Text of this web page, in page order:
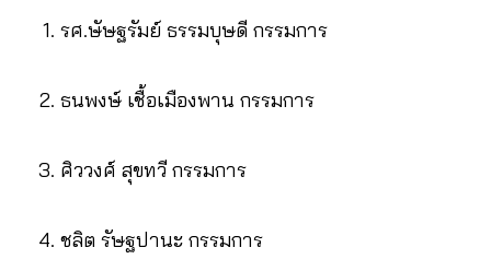
รศ.ษัษฐรัมย์ ธรรมบุษดี กรรมการ
ธนพงษ์ เชื้อเมืองพาน กรรมการ
ศิววงศ์ สุขทวี กรรมการ
ชลิต รัษฐปานะ กรรมการ